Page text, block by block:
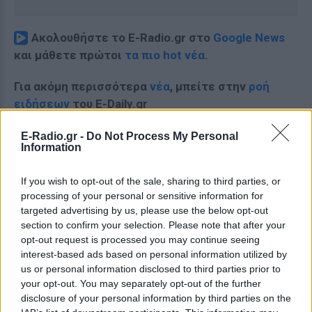
E-Radio.gr - Do Not Process My Personal
Information
If you wish to opt-out of the sale, sharing to third parties, or
processing of your personal or sensitive information for
targeted advertising by us, please use the below opt-out
section to confirm your selection. Please note that after your
opt-out request is processed you may continue seeing
interest-based ads based on personal information utilized by
us or personal information disclosed to third parties prior to
your opt-out. You may separately opt-out of the further
disclosure of your personal information by third parties on the
Ακολουθήστε το E-Radio.gr στο Google News
και μάθετε πρώτοι τα πιο hot νέα.
Για ακόμη περισσότερα νέα, μπείτε στην ροή
ειδήσεων του E-Daily.gr
Ακολουθήστε το E-Radio.gr και στο Instagram